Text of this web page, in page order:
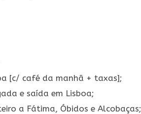
[c/ café da manhã + taxas];
e saída em Lisboa;
a Fátima, Óbidos e Alcobaças;